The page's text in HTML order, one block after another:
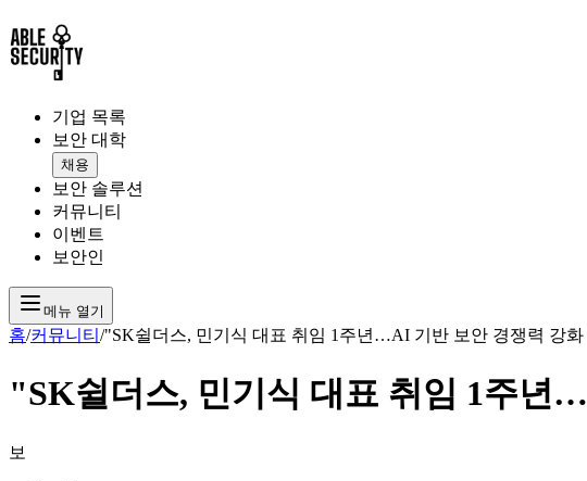
기업 목록
보안 대학
채용
보안 솔루션
커뮤니티
이벤트
보안인
메뉴 열기
홈/커뮤니티 /"SK쉴더스, 민기식 대표 취임 1주년…AI 기반 보안 경쟁력 강
"SK쉴더스, 민기식 대표 취임 1주년
보